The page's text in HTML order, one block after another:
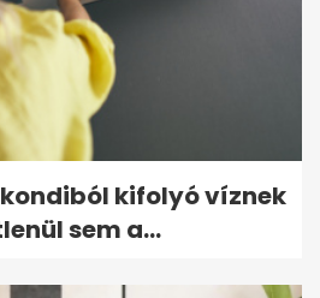
kifolyó víznek
sem a...